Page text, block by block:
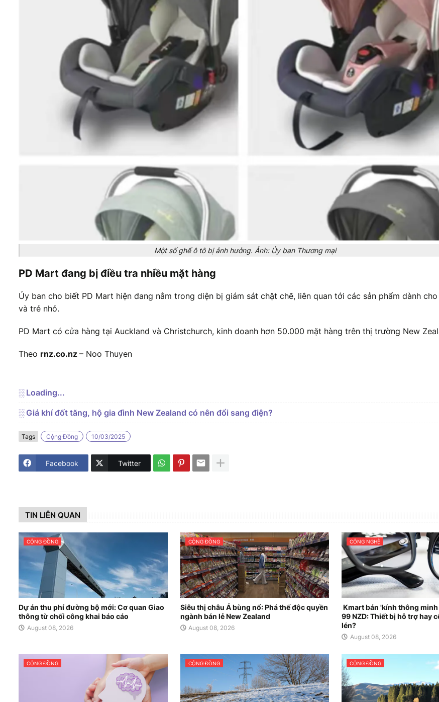
Một số ghế ô tô bị ảnh hưởng. Ảnh: Ủy ban Thương mại
PD Mart đang bị điều tra nhiều mặt hàng
Ủy ban cho biết PD Mart hiện đang nằm trong diện bị giám sát chặt chẽ, liên quan tới các sản phẩm dành
và trẻ nhỏ.
PD Mart có cửa hàng tại Auckland và Christchurch, kinh doanh hơn 50.000 mặt hàng trên thị trường New
Theo rnz.co.nz – Noo Thuyen
░ Loading...
░ Giá khí đốt tăng, hộ gia đình New Zealand có nên đổi sang điện?
Tags Cộng Đồng 10/03/2025
Facebook Twitter
TIN LIÊN QUAN
CỘNG ĐỒNG
Dự án thu phí đường bộ mới: Cơ quan Giao
thông từ chối công khai báo cáo
August 08, 2026
CỘNG ĐỒNG
Siêu thị châu Á bùng nổ: Phá thế độc quyền
ngành bán lẻ New Zealand
August 08, 2026
CÔNG NGHỆ
Kmart bán 'kính thông
99 NZD: Thiết bị hỗ trợ hay
lén?
August 08, 2026
CỘNG ĐỒNG CỘNG ĐỒNG CỘNG ĐỒNG